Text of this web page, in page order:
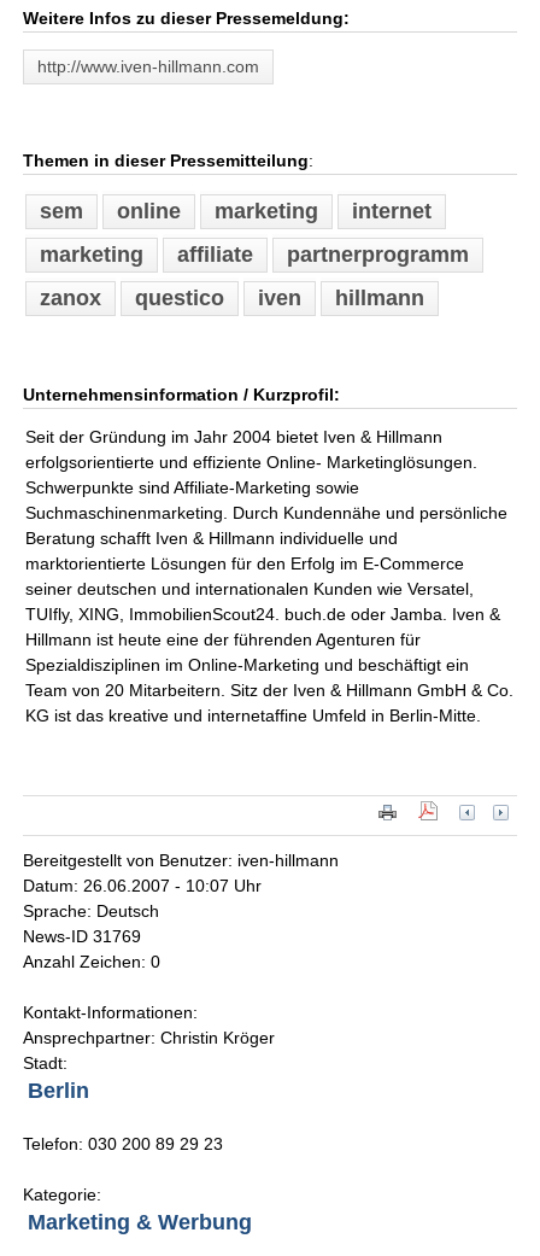
Weitere Infos zu dieser Pressemeldung:
http://www.iven-hillmann.com
Themen in dieser Pressemitteilung:
sem online marketing
internet
marketing
affiliate
partnerprogramm
zanox
questico iven hillmann
Unternehmensinformation / Kurzprofil:
Seit der Gründung im Jahr 2004 bietet Iven & Hillmann
erfolgsorientierte und effiziente Online- Marketinglösungen.
Schwerpunkte sind Affiliate-Marketing sowie
Suchmaschinenmarketing. Durch Kundennähe und persönliche
Beratung schafft Iven & Hillmann individuelle und
marktorientierte Lösungen für den Erfolg im E-Commerce
seiner deutschen und internationalen Kunden wie Versatel,
TUIfly, XING, ImmobilienScout24. buch.de oder Jamba. Iven &
Hillmann ist heute eine der führenden Agenturen für
Spezialdisziplinen im Online-Marketing und beschäftigt ein
Team von 20 Mitarbeitern. Sitz der Iven & Hillmann GmbH & Co.
KG ist das kreative und internetaffine Umfeld in Berlin-Mitte.
Bereitgestellt von Benutzer: iven-hillmann
Datum: 26.06.2007 - 10:07 Uhr
Sprache: Deutsch
News-ID 31769
Anzahl Zeichen: 0
Kontakt-Informationen:
Ansprechpartner: Christin Kröger
Stadt:
Berlin
Telefon: 030 200 89 29 23
Kategorie:
Marketing & Werbung